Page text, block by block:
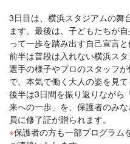
3日目は、横浜スタジアムの舞
ます。最後は、子どもたちが
って一歩を踏み出す自己宣言と
前半は普段は入れない横浜ス
選手の様子やプロのスタッフ
で、本気で働く大人の姿を見て
後半は3日間を振り返りながら
来への一歩」を、保護者のみ
員に修了証が贈られます。
※保護者の方も一部プログラム